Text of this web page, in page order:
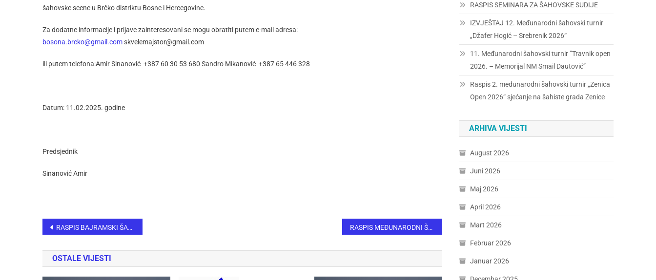
šahovske scene u Brčko distriktu Bosne i Hercegovine.
Za dodatne informacije i prijave zainteresovani se mogu obratiti putem e-mail adresa:
bosona.brcko@gmail.comskvelemajstor@gmail.com
ili putem telefona:Amir Sinanović +387 60 30 53 680 Sandro Mikanović +387 65 446 328
Datum: 11.02.2025. godine
Predsjednik
Sinanović Amir
RASPIS BAJRAMSKI ŠAHOVSKI TURNIR SARAJEVO, 22.mart 2026. godine RASPIS MEĐUNARODNI ŠAHOVSKI TURNIR „DISTRIKT OPEN 2026“
OSTALE VIJESTI
RASPIS SEMINARA ZA ŠAHOVSKE SUDIJE
IZVJEŠTAJ 12. Međunarodni šahovski turnir
„Džafer Hogić – Srebrenik 2026“
11. Međunarodni šahovski turnir ”Travnik open
2026. – Memorijal NM Smail Dautović”
Raspis 2. međunarodni šahovski turnir „Zenica
Open 2026“ sjećanje na šahiste grada Zenice
ARHIVA VIJESTI
August 2026
Juni 2026
Maj 2026
April 2026
Mart 2026
Februar 2026
Januar 2026